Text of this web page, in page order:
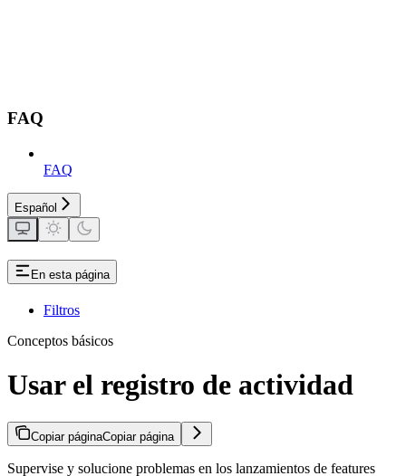
FAQ
FAQ
Español
En esta página
Filtros
Conceptos básicos
Usar el registro de actividad
Copiar páginaCopiar página
Supervise y solucione problemas en los lanzamientos de features